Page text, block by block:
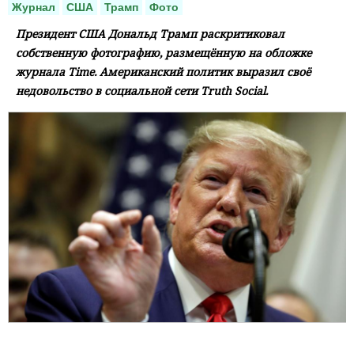
Журнал США Трамп Фото
Президент США Дональд Трамп раскритиковал
собственную фотографию, размещённую на обложке
журнала Time. Американский политик выразил своё
недовольство в социальной сети Truth Social.